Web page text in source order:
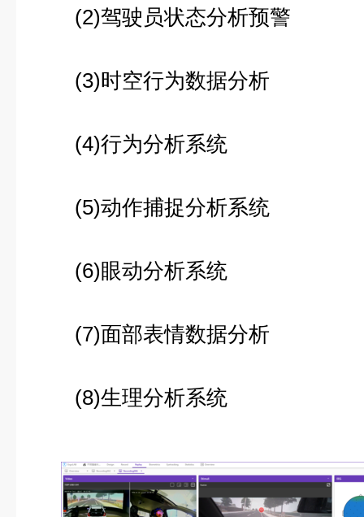
(2)驾驶员状态分析预警
(3)时空行为数据分析
(4)行为分析系统
(5)动作捕捉分析系统
(6)眼动分析系统
(7)面部表情数据分析
(8)生理分析系统